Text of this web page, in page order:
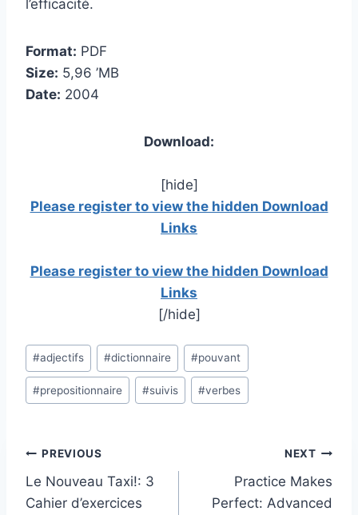
l’efficacité.
Format: PDF
Size: 5,96 ’MB
Date: 2004
Download:
[hide]
Please register to view the hidden Download
Links
Please register to view the hidden Download
Links
[/hide]
Post
Tags:
#adjectifs #dictionnaire #pouvant
#prepositionnaire #suivis #verbes
Post
navigation
PREVIOUS
Le Nouveau Taxi!: 3
Cahier d’exercices
NEXT
Practice Makes
Perfect: Advanced